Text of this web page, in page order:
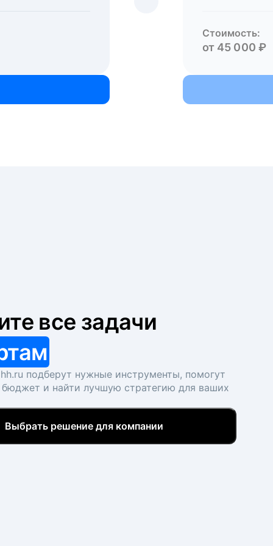
Стоимость:
от 45 000 ₽
все задачи
подберут нужные инструменты, помогут
бюджет и найти лучшую стратегию для ваших
Выбрать решение для компании